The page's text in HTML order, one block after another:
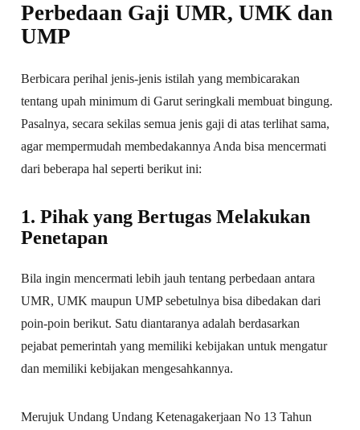
Perbedaan Gaji UMR, UMK dan
UMP
Berbicara perihal jenis-jenis istilah yang membicarakan
tentang upah minimum di Garut seringkali membuat bingung.
Pasalnya, secara sekilas semua jenis gaji di atas terlihat sama,
agar mempermudah membedakannya Anda bisa mencermati
dari beberapa hal seperti berikut ini:
1. Pihak yang Bertugas Melakukan
Penetapan
Bila ingin mencermati lebih jauh tentang perbedaan antara
UMR, UMK maupun UMP sebetulnya bisa dibedakan dari
poin-poin berikut. Satu diantaranya adalah berdasarkan
pejabat pemerintah yang memiliki kebijakan untuk mengatur
dan memiliki kebijakan mengesahkannya.
Merujuk Undang Undang Ketenagakerjaan No 13 Tahun